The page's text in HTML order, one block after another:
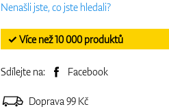
Nenašli jste, co jste hledali?
✓ Více než 10 000 produktů
Sdílejte na: Facebook
Doprava 99 Kč